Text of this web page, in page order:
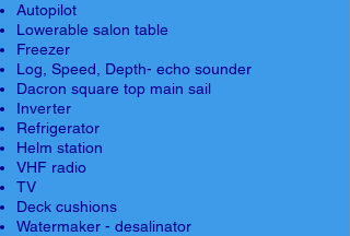
Autopilot
Lowerable salon table
Freezer
Log, Speed, Depth- echo sounder
Dacron square top main sail
Inverter
Refrigerator
Helm station
VHF radio
TV
Deck cushions
Watermaker - desalinator